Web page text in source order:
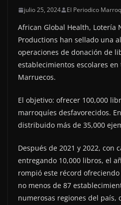
julio 25, 2024 El Periodico
African Global Health, Lotería
Productions han sellado una
operaciones de donación de
establecimientos escolares
Marruecos.
El objetivo: ofrecer 100,000
marroquíes desfavorecidos.
distribuido más de 35,000
Después de 2021 y 2022, con
entregando 10,000 libros, el
rompió este récord
no menos de 87
numerosas regiones del país,